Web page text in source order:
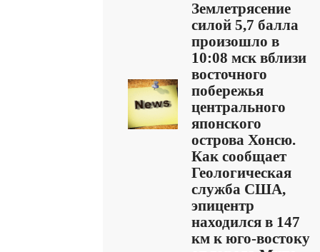
Землетрясение
силой 5,7 балла
произошло в
10:08 мск вблизи
восточного
побережья
центрального
японского
острова Хонсю.
Как сообщает
Геологическая
служба США,
эпицентр
находился в 147
км к юго-востоку